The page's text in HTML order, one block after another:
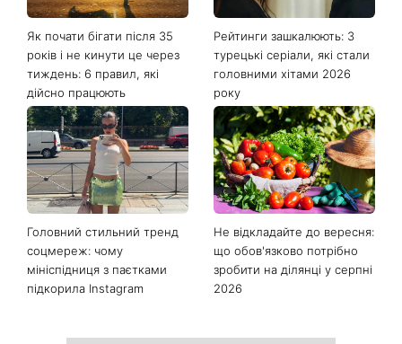
Як почати бігати після 35
років і не кинути це через
тиждень: 6 правил, які
дійсно працюють
Рейтинги зашкалюють: 3
турецькі серіали, які стали
головними хітами 2026
року
Головний стильний тренд
соцмереж: чому
мініспідниця з паєтками
підкорила Instagram
Не відкладайте до вересня:
що обов'язково потрібно
зробити на ділянці у серпні
2026